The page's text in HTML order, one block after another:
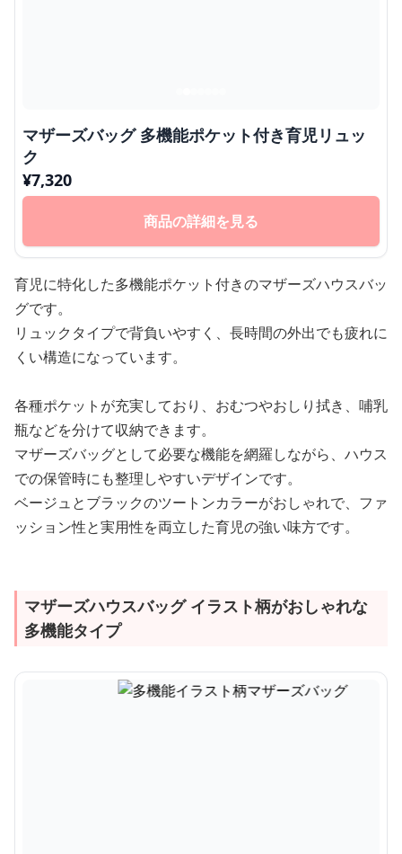
マザーズバッグ 多機能ポケット付き育児リュッ
ク
¥7,320
商品の詳細を見る
育児に特化した多機能ポケット付きのマザーズハウスバッ
グです。
リュックタイプで背負いやすく、長時間の外出でも疲れに
くい構造になっています。
各種ポケットが充実しており、おむつやおしり拭き、哺乳
瓶などを分けて収納できます。
マザーズバッグとして必要な機能を網羅しながら、ハウス
での保管時にも整理しやすいデザインです。
ベージュとブラックのツートンカラーがおしゃれで、ファ
ッション性と実用性を両立した育児の強い味方です。
マザーズハウスバッグ イラスト柄がおしゃれな
多機能タイプ